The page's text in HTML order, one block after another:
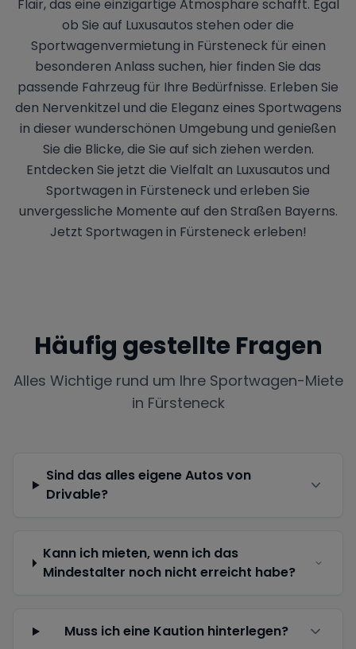
Flair, das eine einzigartige Atmosphäre schafft. Egal
ob Sie auf Luxusautos stehen oder die
Sportwagenvermietung in Fürsteneck für einen
besonderen Anlass suchen, hier finden Sie das
passende Fahrzeug für Ihre Bedürfnisse. Erleben Sie
den Nervenkitzel und die Eleganz eines Sportwagens
in dieser wunderschönen Umgebung und genießen
Sie die Blicke, die Sie auf sich ziehen werden.
Entdecken Sie jetzt die Vielfalt an Luxusautos und
Sportwagen in Fürsteneck und erleben Sie
unvergessliche Momente auf den Straßen Bayerns.
Jetzt Sportwagen in Fürsteneck erleben!
Häufig gestellte Fragen
Alles Wichtige rund um Ihre Sportwagen-Miete
in Fürsteneck
Sind das alles eigene Autos von
Drivable?
Kann ich mieten, wenn ich das
Mindestalter noch nicht erreicht habe?
Muss ich eine Kaution hinterlegen?